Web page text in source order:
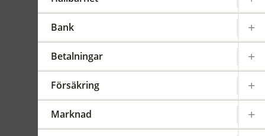
Bank
Betalningar
Försäkring
Marknad
Gäller från 2023-01-01FFFS
Sammanfattning
föreskrifter (2022:20) om en